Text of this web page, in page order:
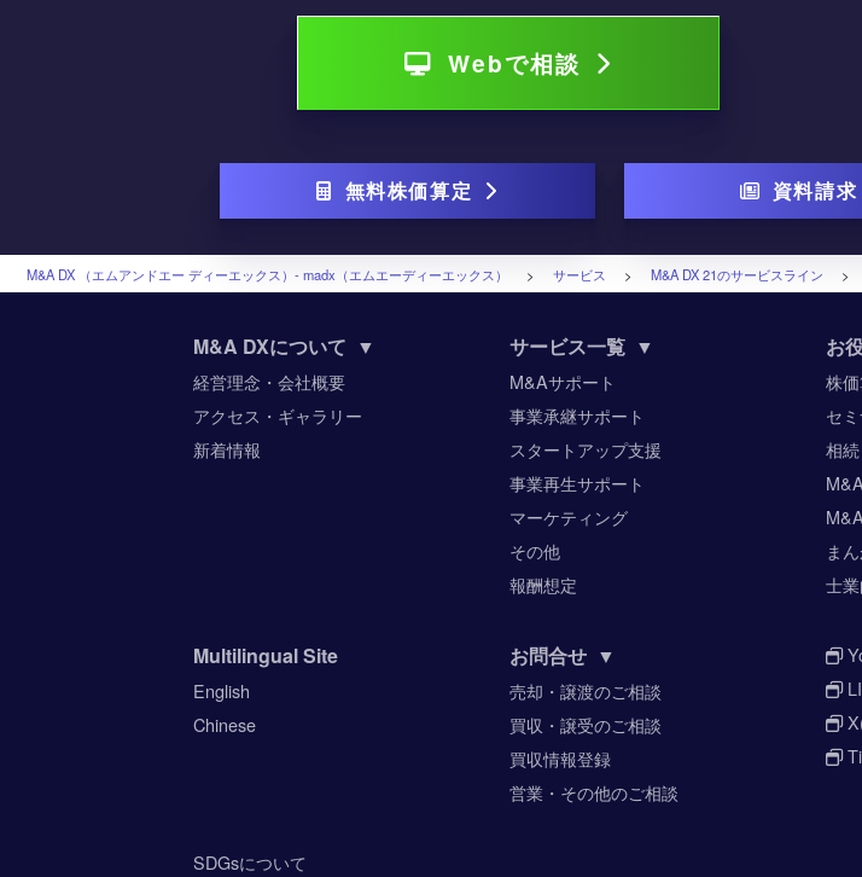
Webで相談
無料株価算定 資料請求
M&A DX （エムアンドエー ディーエックス）‐ madx（エムエーディーエックス） > サービス > M&A DX 21のサービスライン >
M&A DXについて ▼
経営理念・会社概要
アクセス・ギャラリー
新着情報
サービス一覧 ▼
M&Aサポート
事業承継サポート
スタートアップ支援
事業再生サポート
マーケティング
その他
報酬想定
お
株
セ
相
ま
士
Multilingual Site
English
Chinese
お問合せ ▼
売却・譲渡のご相談
買収・譲受のご相談
買収情報登録
営業・その他のご相談
SDGsについて